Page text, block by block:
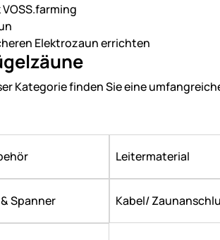
Elektrozaun errichten
Kategorie finden Sie eine
Leitermaterial
Spanner Kabel/